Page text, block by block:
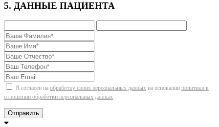
5. ДАННЫЕ ПАЦИЕНТА
Я согласен на обработку своих персональных данных на основании политики в
отношении обработки персональных данных
Отправить